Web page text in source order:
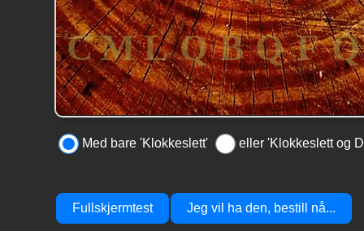
Med bare 'Klokkeslett' eller 'Klokkeslett og
Fullskjermtest Jeg vil ha den, bestill nå...